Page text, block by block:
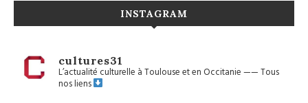
INSTAGRAM
cultures31
L’actualité culturelle à Toulouse et en Occitanie——Tous
nos liens